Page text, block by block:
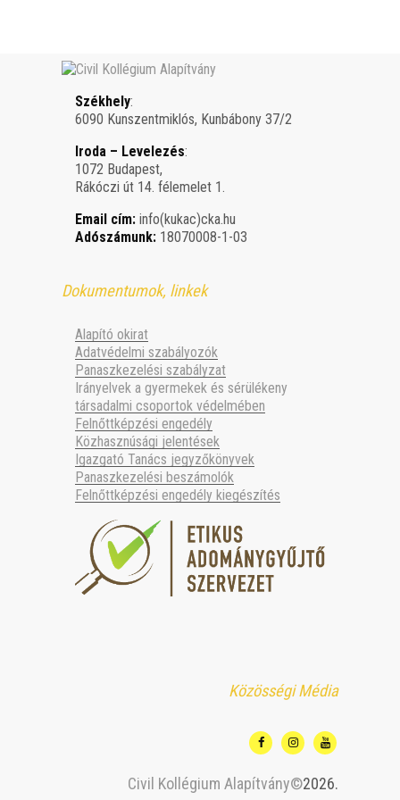
Székhely:
6090 Kunszentmiklós, Kunbábony 37/2
Iroda – Levelezés:
1072 Budapest,
Rákóczi út 14. félemelet 1.
Email cím: info(kukac)cka.hu
Adószámunk: 18070008-1-03
Dokumentumok, linkek
Alapító okirat
Adatvédelmi szabályozók
Panaszkezelési szabályzat
Irányelvek a gyermekek és sérülékeny
társadalmi csoportok védelmében
Felnőttképzési engedély
Közhasznúsági jelentések
Igazgató Tanács jegyzőkönyvek
Panaszkezelési beszámolók
Felnőttképzési engedély kiegészítés
Közösségi Média
Civil Kollégium Alapítvány©2026.